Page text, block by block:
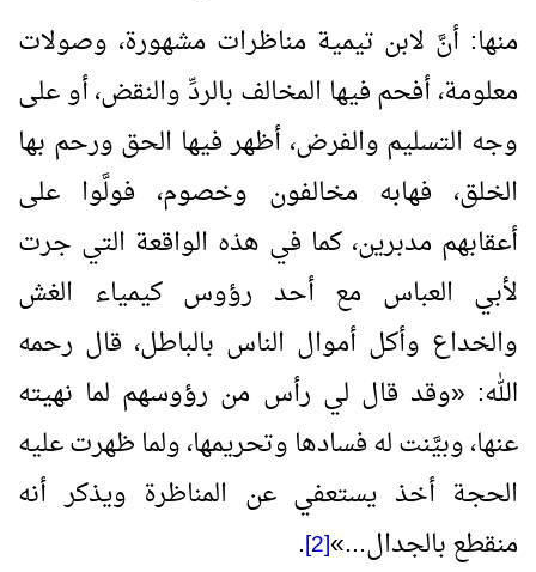
منها: أنَّ لابن تيمية مناظرات مشهورة، وصولات
معلومة، أفحم فيها المخالف بالردِّ والنقض، أو على
وجه التسليم والفرض، أظهر فيها الحق ورحم بها
الخلق، فهابه مخالفون وخصوم، فولَّوا على
أعقابهم مدبرين، كما في هذه الواقعة التي جرت
لأبي العباس مع أحد رؤوس كيمياء الغش
والخداع وأكل أموال الناس بالباطل، قال رحمه
الله: «وقد قال لي رأس من رؤوسهم لما نهيته
عنها، وبيَّنت له فسادها وتحريمها، ولما ظهرت عليه
الحجة أخذ يستعفي عن المناظرة ويذكر أنه
منقطع بالجدال...»
[2]
.